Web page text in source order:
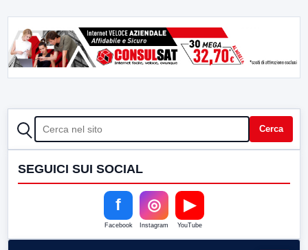
CERCA Cerca
SEGUICI SUI SOCIAL
f
Facebook
◎
Instagram
▶
YouTube